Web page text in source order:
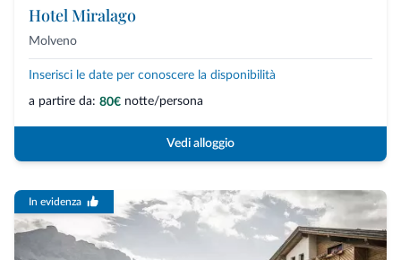
Hotel Miralago
Molveno
Inserisci le date per conoscere la disponibilità
a partire da: 80€ notte/persona
Vedi alloggio
In evidenza